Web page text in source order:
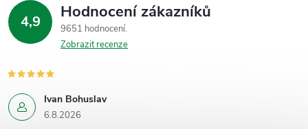
4,9 Hodnocení zákazníků
9651 hodnocení
Zobrazit recenze
Ivan Bohuslav
6.8.2026